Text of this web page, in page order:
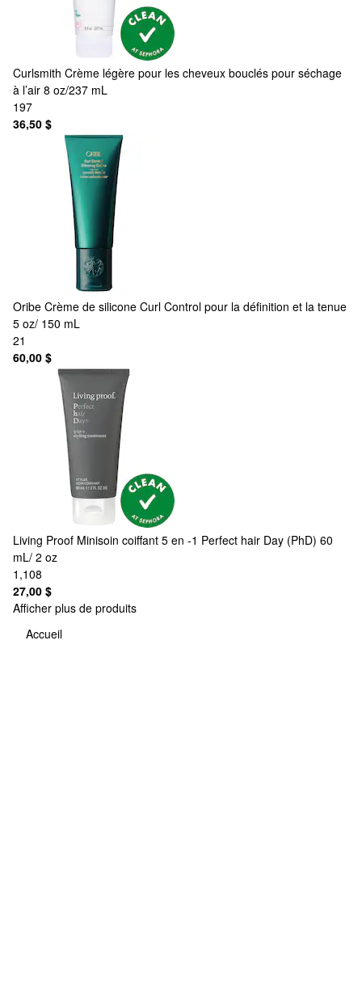
Curlsmith Crème légère pour les cheveux bouclés pour séchage
à l’air 8 oz/237 mL
197
36,50 $
Oribe Crème de silicone Curl Control pour la définition et la tenue
5 oz/ 150 mL
21
60,00 $
Living Proof Minisoin coiffant 5 en -1 Perfect hair Day (PhD) 60
mL/ 2 oz
1,108
27,00 $
Afficher plus de produits
Accueil